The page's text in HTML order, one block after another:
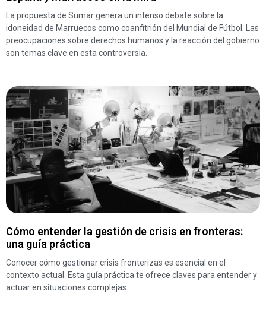
La propuesta de Sumar genera un intenso debate sobre la
idoneidad de Marruecos como coanfitrión del Mundial de Fútbol. Las
preocupaciones sobre derechos humanos y la reacción del gobierno
son temas clave en esta controversia.
Cómo entender la gestión de crisis en fronteras:
una guía práctica
Conocer cómo gestionar crisis fronterizas es esencial en el
contexto actual. Esta guía práctica te ofrece claves para entender y
actuar en situaciones complejas.